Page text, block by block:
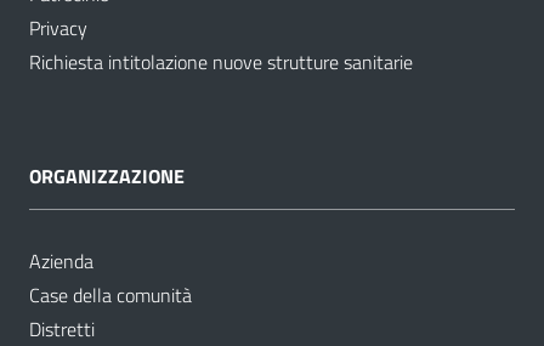
Privacy
Richiesta intitolazione nuove strutture sanitarie
ORGANIZZAZIONE
Azienda
Case della comunità
Distretti